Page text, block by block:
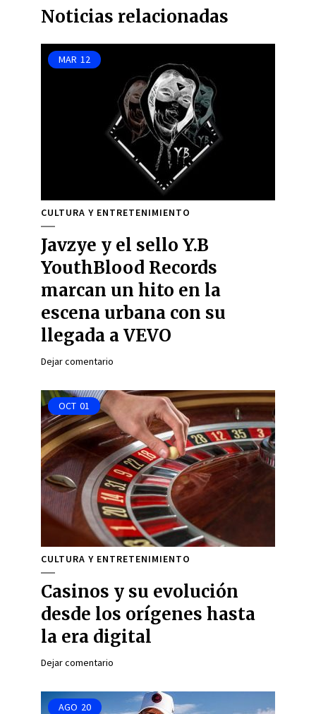
Noticias relacionadas
MAR 12
CULTURA Y ENTRETENIMIENTO
Javzye y el sello Y.B
YouthBlood Records
marcan un hito en la
escena urbana con su
llegada a VEVO
Dejar comentario
OCT 01
CULTURA Y ENTRETENIMIENTO
Casinos y su evolución
desde los orígenes hasta
la era digital
Dejar comentario
AGO 20